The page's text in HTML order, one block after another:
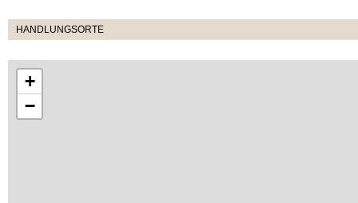
HANDLUNGSORTE
+
−